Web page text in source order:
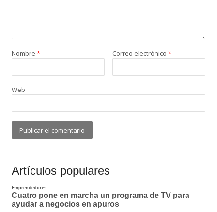
Nombre * Correo electrónico *
Web
Artículos populares